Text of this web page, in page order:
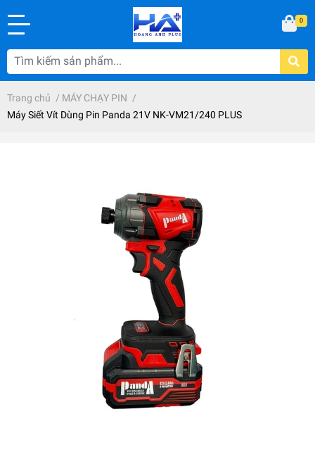
0
Trang chủ / MÁY CHẠY PIN /
Máy Siết Vít Dùng Pin Panda 21V NK-VM21/240 PLUS